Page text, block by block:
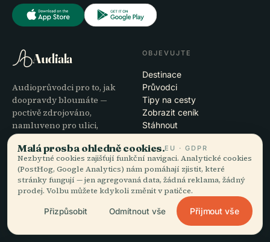
Audiala
Audioprůvodci pro to, jak
doopravdy bloumáte —
poctivě zdrojováno,
namluveno pro ulici,
staženo na jeden zátah.
OBJEVUJTE
Destinace
Průvodci
Tipy na cesty
Zobrazit ceník
Stáhnout
SPOLEČNOST
O nás
NÁPOVĚDA
Podpora
Řešení potíží s aplikací
Kontakt
Staňte se partnerem
Malá prosba ohledně cookies.EU · GDPR
Nezbytné cookies zajišťují funkční navigaci. Analytické cookies
(PostHog, Google Analytics) nám pomáhají zjistit, které
stránky fungují — jen agregovaná data, žádná reklama, žádný
prodej. Volbu můžete kdykoli změnit v patičce.
Přizpůsobit Odmítnout vše Přijmout vše